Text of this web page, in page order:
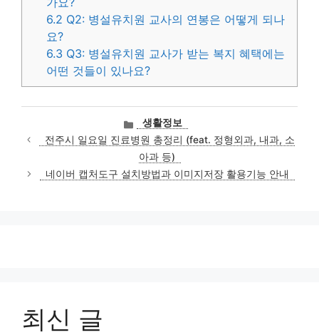
6.2 Q2: 병설유치원 교사의 연봉은 어떻게 되나
요?
6.3 Q3: 병설유치원 교사가 받는 복지 혜택에는
어떤 것들이 있나요?
카
테
고
리
생활정보
전주시 일요일 진료병원 총정리 (feat. 정형외과, 내과, 소
아과 등)
네이버 캡처도구 설치방법과 이미지저장 활용기능 안내
최신 글